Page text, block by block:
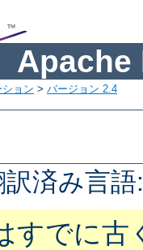
Apache
ション > バージョン 2.4
訳済み言
すでに